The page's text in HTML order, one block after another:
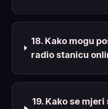
18. Kako mogu
radio stanicu
19. Kako se